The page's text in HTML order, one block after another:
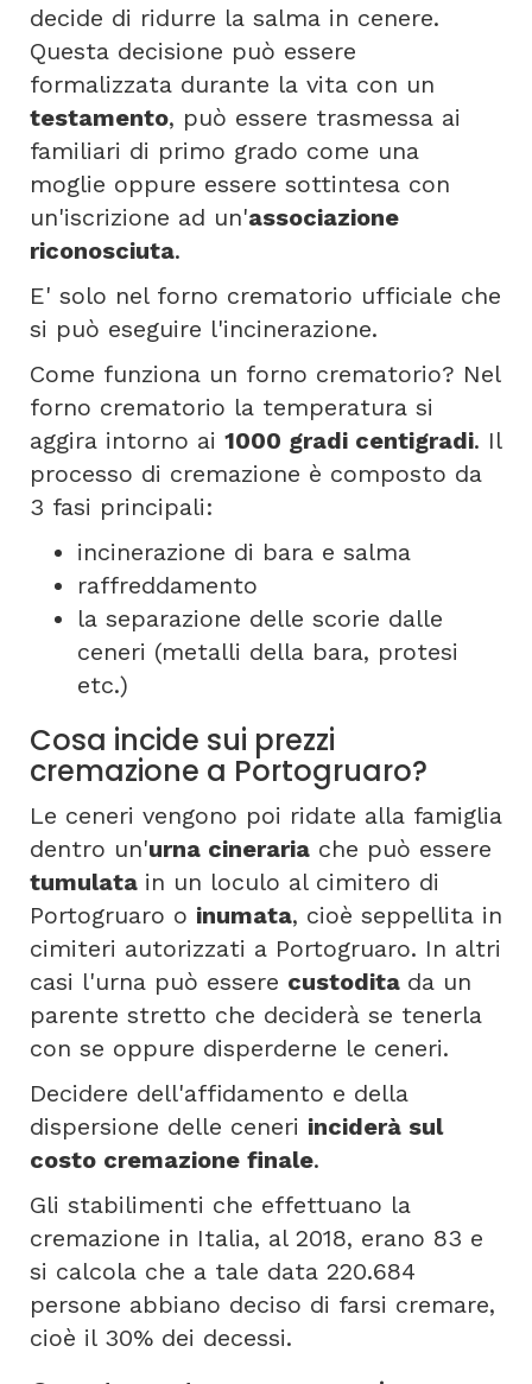
decide di ridurre la salma in cenere.
Questa decisione può essere
formalizzata durante la vita con un
testamento, può essere trasmessa ai
familiari di primo grado come una
moglie oppure essere sottintesa con
un'iscrizione ad un'associazione
riconosciuta.
E' solo nel forno crematorio ufficiale che
si può eseguire l'incinerazione.
Come funziona un forno crematorio? Nel
forno crematorio la temperatura si
aggira intorno ai 1000 gradi centigradi. Il
processo di cremazione è composto da
3 fasi principali:
incinerazione di bara e salma
raffreddamento
la separazione delle scorie dalle
ceneri (metalli della bara, protesi
etc.)
Cosa incide sui prezzi
cremazione a Portogruaro?
Le ceneri vengono poi ridate alla famiglia
dentro un'urna cineraria che può essere
tumulata in un loculo al cimitero di
Portogruaro o inumata, cioè seppellita in
cimiteri autorizzati a Portogruaro. In altri
casi l'urna può essere custodita da un
parente stretto che deciderà se tenerla
con se oppure disperderne le ceneri.
Decidere dell'affidamento e della
dispersione delle ceneri inciderà sul
costo cremazione finale.
Gli stabilimenti che effettuano la
cremazione in Italia, al 2018, erano 83 e
si calcola che a tale data 220.684
persone abbiano deciso di farsi cremare,
cioè il 30% dei decessi.